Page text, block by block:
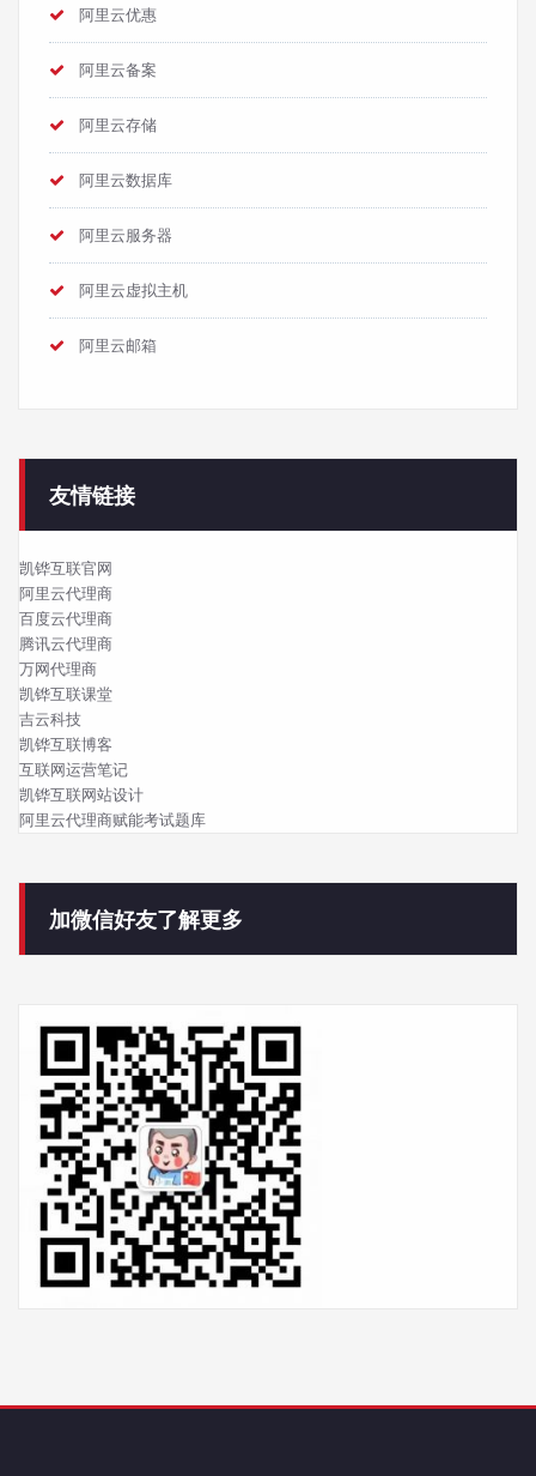
阿里云优惠
阿里云备案
阿里云存储
阿里云数据库
阿里云服务器
阿里云虚拟主机
阿里云邮箱
友情链接
凯铧互联官网
阿里云代理商
百度云代理商
腾讯云代理商
万网代理商
凯铧互联课堂
吉云科技
凯铧互联博客
互联网运营笔记
凯铧互联网站设计
阿里云代理商赋能考试题库
加微信好友了解更多